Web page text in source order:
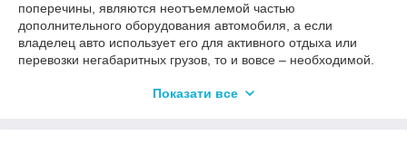
поперечины, являются неотъемлемой частью
дополнительного оборудования автомобиля, а если
владелец авто использует его для активного отдыха или
перевозки негабаритных грузов, то и вовсе – необходимой.
на Газель, багажники на Волга
Показати все